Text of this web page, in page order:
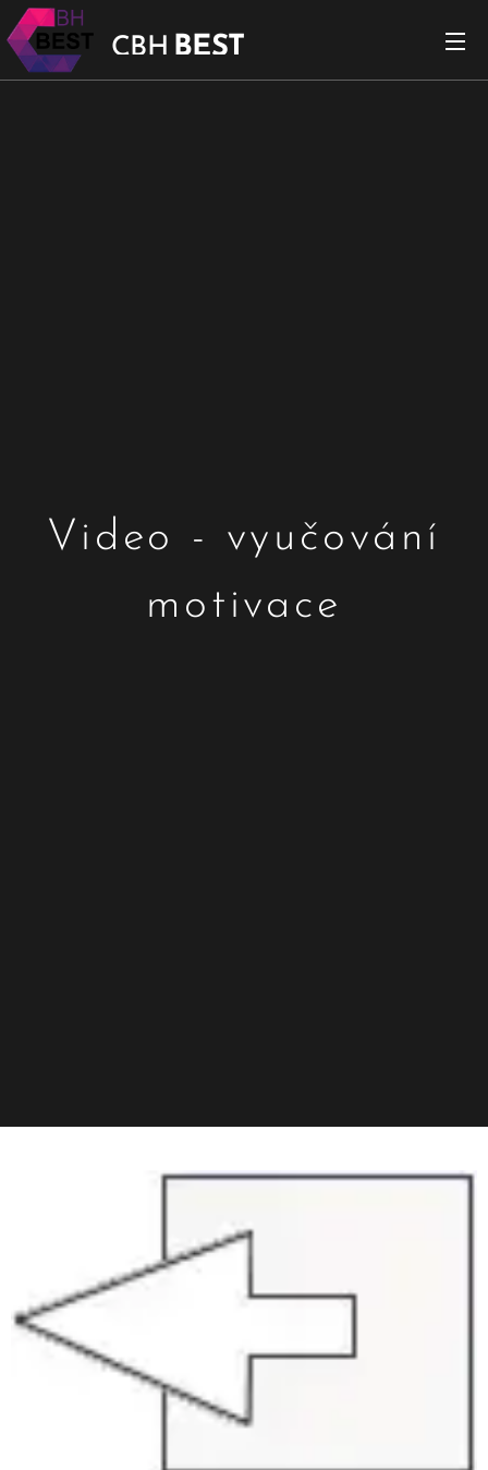
CBH BEST
Video - vyučování
motivace